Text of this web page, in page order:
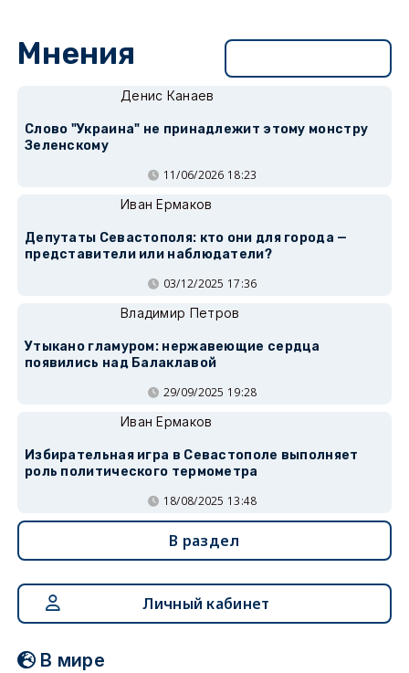
Мнения
Денис Канаев
Слово "Украина" не принадлежит этому монстру
Зеленскому
11/06/2026 18:23
Иван Ермаков
Депутаты Севастополя: кто они для города —
представители или наблюдатели?
03/12/2025 17:36
Владимир Петров
Утыкано гламуром: нержавеющие сердца
появились над Балаклавой
29/09/2025 19:28
Иван Ермаков
Избирательная игра в Севастополе выполняет
роль политического термометра
18/08/2025 13:48
В раздел
Личный кабинет
В мире